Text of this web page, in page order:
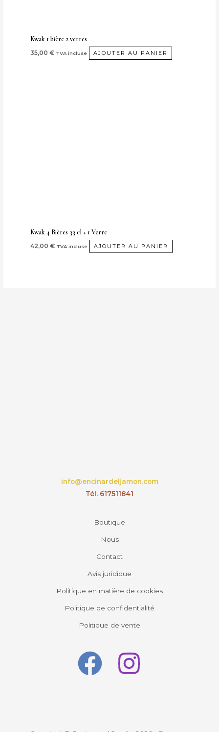
Kwak 1 bière 2 verres
35,00€ TVA incluse AJOUTER AU PANIER
Kwak 4 Bières 33 cl + 1 Verre
42,00€ TVA incluse AJOUTER AU PANIER
info@encinardeljamon.com
Tél. 617511841
Boutique
Nous
Contact
Avis juridique
Politique en matière de cookies
Politique de confidentialité
Politique de vente